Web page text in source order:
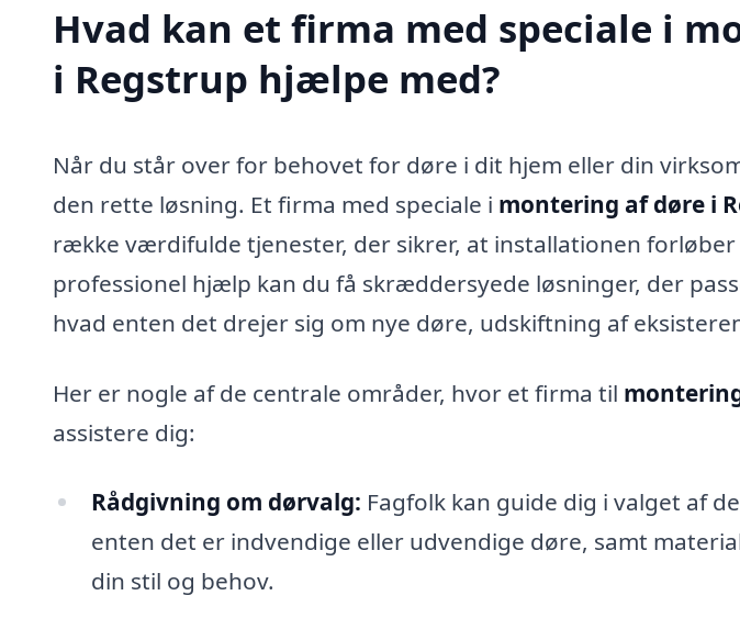
Hvad kan et firma med speciale i
i Regstrup hjælpe med?
Når du står over for behovet for døre i dit hjem eller din
den rette løsning. Et firma med speciale i montering af døre i
række værdifulde tjenester, der sikrer, at installationen
professionel hjælp kan du få skræddersyede løsninger, der
hvad enten det drejer sig om nye døre, udskiftning af
Her er nogle af de centrale områder, hvor et firma til
assistere dig:
Rådgivning om dørvalg: Fagfolk kan guide dig i valget af
enten det er indvendige eller udvendige døre, samt
din stil og behov.